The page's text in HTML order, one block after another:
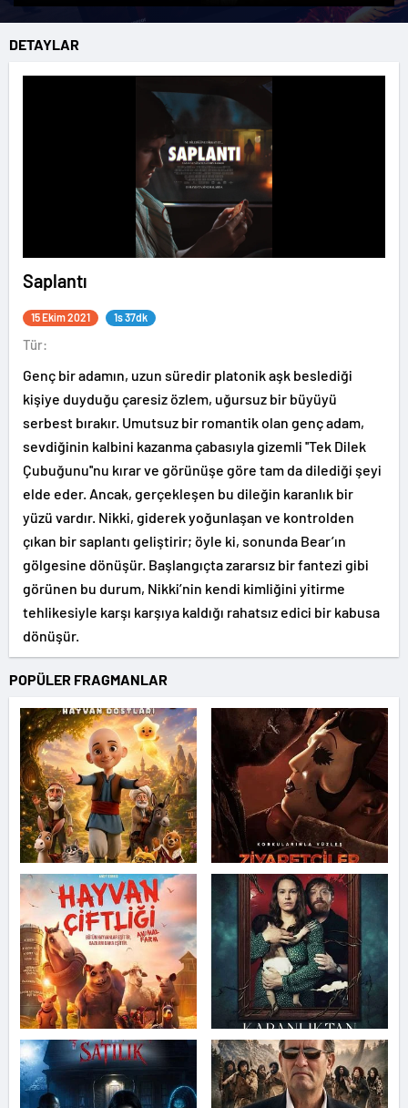
DETAYLAR
Saplantı
15 Ekim 2021 1s 37dk
Tür:
Genç bir adamın, uzun süredir platonik aşk beslediği
kişiye duyduğu çaresiz özlem, uğursuz bir büyüyü
serbest bırakır. Umutsuz bir romantik olan genç adam,
sevdiğinin kalbini kazanma çabasıyla gizemli ''Tek Dilek
Çubuğunu''nu kırar ve görünüşe göre tam da dilediği şeyi
elde eder. Ancak, gerçekleşen bu dileğin karanlık bir
yüzü vardır. Nikki, giderek yoğunlaşan ve kontrolden
çıkan bir saplantı geliştirir; öyle ki, sonunda Bear’ın
gölgesine dönüşür. Başlangıçta zararsız bir fantezi gibi
görünen bu durum, Nikki’nin kendi kimliğini yitirme
tehlikesiyle karşı karşıya kaldığı rahatsız edici bir kabusa
dönüşür.
POPÜLER FRAGMANLAR